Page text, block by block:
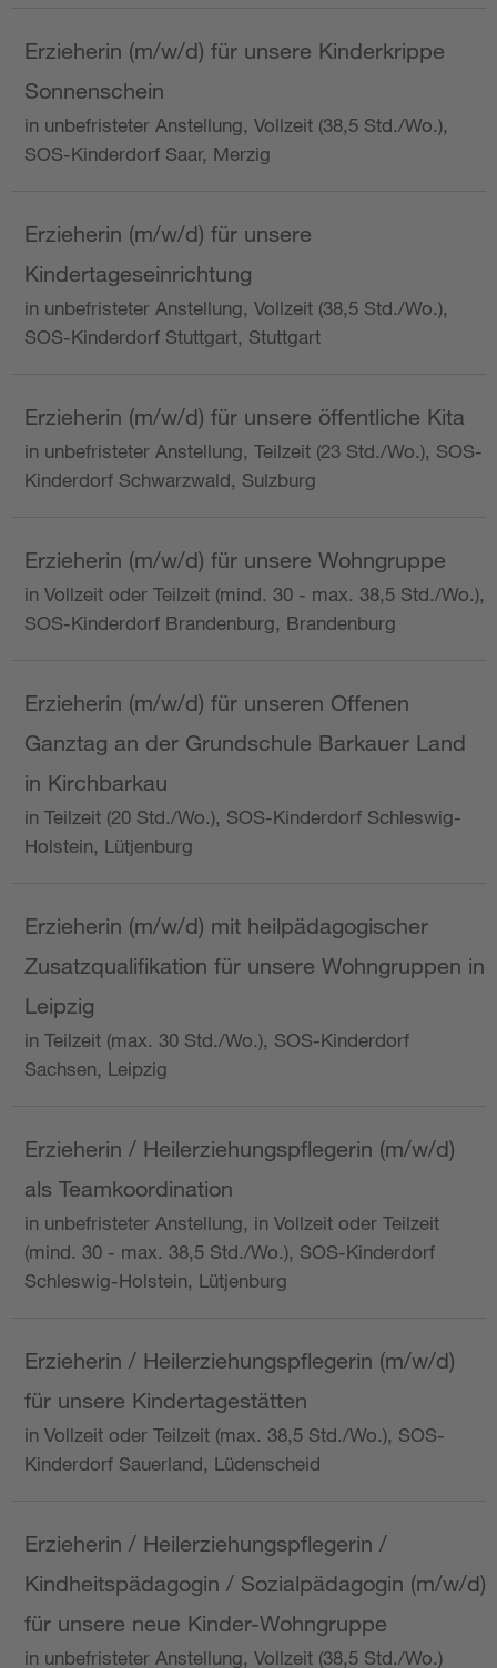
Erzieherin (m/w/d) für unsere Kinderkrippe
Sonnenschein
in unbefristeter Anstellung, Vollzeit (38,5 Std./Wo.),
SOS-Kinderdorf Saar, Merzig
Erzieherin (m/w/d) für unsere
Kindertageseinrichtung
in unbefristeter Anstellung, Vollzeit (38,5 Std./Wo.),
SOS-Kinderdorf Stuttgart, Stuttgart
Erzieherin (m/w/d) für unsere öffentliche Kita
in unbefristeter Anstellung, Teilzeit (23 Std./Wo.), SOS-
Kinderdorf Schwarzwald, Sulzburg
Erzieherin (m/w/d) für unsere Wohngruppe
in Vollzeit oder Teilzeit (mind. 30 - max. 38,5 Std./Wo.),
SOS-Kinderdorf Brandenburg, Brandenburg
Erzieherin (m/w/d) für unseren Offenen
Ganztag an der Grundschule Barkauer Land
in Kirchbarkau
in Teilzeit (20 Std./Wo.), SOS-Kinderdorf Schleswig-
Holstein, Lütjenburg
Erzieherin (m/w/d) mit heilpädagogischer
Zusatzqualifikation für unsere Wohngruppen in
Leipzig
in Teilzeit (max. 30 Std./Wo.), SOS-Kinderdorf
Sachsen, Leipzig
Erzieherin / Heilerziehungspflegerin (m/w/d)
als Teamkoordination
in unbefristeter Anstellung, in Vollzeit oder Teilzeit
(mind. 30 - max. 38,5 Std./Wo.), SOS-Kinderdorf
Schleswig-Holstein, Lütjenburg
Erzieherin / Heilerziehungspflegerin (m/w/d)
für unsere Kindertagestätten
in Vollzeit oder Teilzeit (max. 38,5 Std./Wo.), SOS-
Kinderdorf Sauerland, Lüdenscheid
Erzieherin / Heilerziehungspflegerin /
Kindheitspädagogin / Sozialpädagogin (m/w/d)
für unsere neue Kinder-Wohngruppe
in unbefristeter Anstellung, Vollzeit (38,5 Std./Wo.)